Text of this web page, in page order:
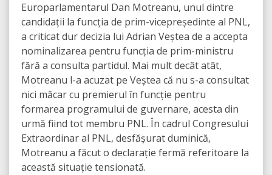
Europarlamentarul Dan Motreanu, unul dintre
candidații la funcția de prim-vicepreședinte al PNL,
a criticat dur decizia lui Adrian Veștea de a accepta
nominalizarea pentru funcția de prim-ministru
fără a consulta partidul. Mai mult decât atât,
Motreanu l-a acuzat pe Veștea că nu s-a consultat
nici măcar cu premierul în funcție pentru
formarea programului de guvernare, acesta din
urmă fiind tot membru PNL. În cadrul Congresului
Extraordinar al PNL, desfășurat duminică,
Motreanu a făcut o declarație fermă referitoare la
această situație tensionată.